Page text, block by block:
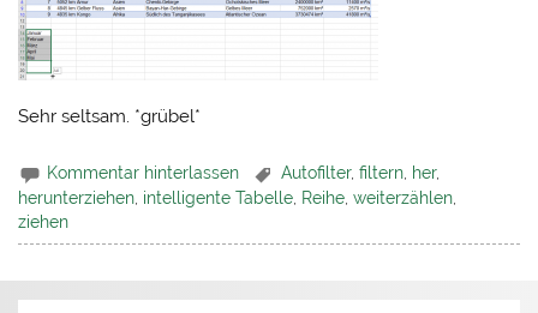
Sehr seltsam. *grübel*
Kommentar hinterlassen Autofilter,filtern her,
herunterziehen, intelligente Tabelle, Reihe,weiterzählen,
ziehen